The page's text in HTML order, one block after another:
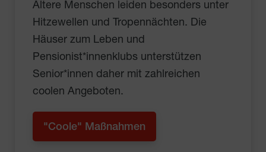
Ältere Menschen leiden besonders unter
Hitzewellen und Tropennächten. Die
Häuser zum Leben und
Pensionist*innenklubs unterstützen
Senior*innen daher mit zahlreichen
coolen Angeboten.
"Coole" Maßnahmen